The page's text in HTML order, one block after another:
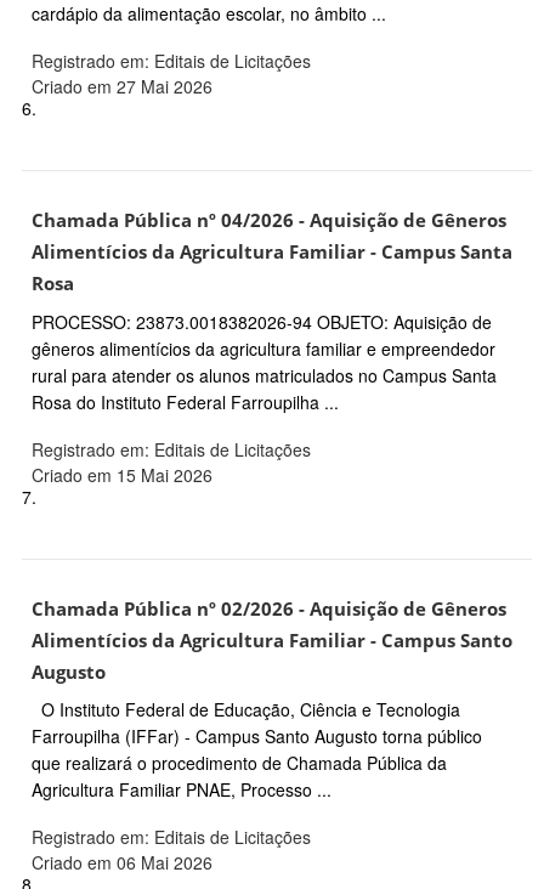
cardápio da alimentação escolar, no âmbito ...
Registrado em: Editais de Licitações
Criado em 27 Mai 2026
6.
Chamada Pública nº 04/2026 - Aquisição de Gêneros
Alimentícios da Agricultura Familiar - Campus Santa
Rosa
PROCESSO: 23873.0018382026-94 OBJETO: Aquisição de
gêneros alimentícios da agricultura familiar e empreendedor
rural para atender os alunos matriculados no Campus Santa
Rosa do Instituto Federal Farroupilha ...
Registrado em: Editais de Licitações
Criado em 15 Mai 2026
7.
Chamada Pública nº 02/2026 - Aquisição de Gêneros
Alimentícios da Agricultura Familiar - Campus Santo
Augusto
O Instituto Federal de Educação, Ciência e Tecnologia
Farroupilha (IFFar) - Campus Santo Augusto torna público
que realizará o procedimento de Chamada Pública da
Agricultura Familiar PNAE, Processo ...
Registrado em: Editais de Licitações
Criado em 06 Mai 2026